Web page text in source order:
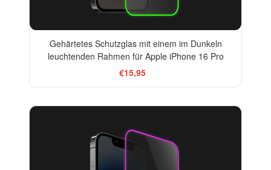
Gehärtetes Schutzglas mit einem im Dunkeln
leuchtenden Rahmen für Apple iPhone 16 Pro
€15,95